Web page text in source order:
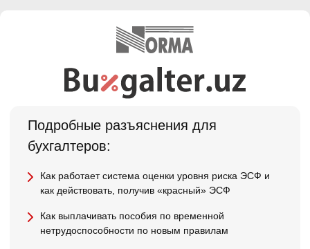
Подробные разъяснения для
бухгалтеров:
Как работает система оценки уровня риска ЭСФ и
как действовать, получив «красный» ЭСФ
Как выплачивать пособия по временной
нетрудоспособности по новым правилам